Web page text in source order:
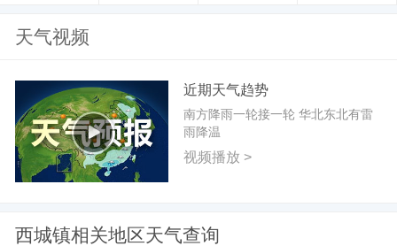
天气视频
近期天气趋势
南方降雨一轮接一轮 华北东北有雷
雨降温
视频播放 >
西城镇相关地区天气查询